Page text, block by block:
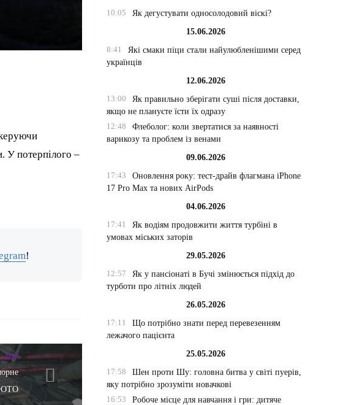
У потерпілого –
!
TOP
10:05
Як дегустувати односолодовий віскі?
15.06.2026
8:41
Які смаки піци стали найулюбленішими серед
українців
12.06.2026
13:00
Як правильно зберігати суші після доставки,
якщо не плануєте їсти їх одразу
12:48
Флеболог: коли звертатися за наявності
варикозу та проблем із венами
09.06.2026
17:43
Оновлення року: тест-драйв флагмана iPhone
17 Pro Max та нових AirPods
04.06.2026
17:41
Як водіям продовжити життя турбіні в
умовах міських заторів
29.05.2026
12:57
Як у пансіонаті в Бучі змінюється підхід до
турботи про літніх людей
26.05.2026
17:11
Що потрібно знати перед перевезенням
лежачого пацієнта
25.05.2026
17:58
Шен проти Шу: головна битва у світі пуерів,
яку потрібно зрозуміти новачкові
16:53
Робоче місце для навчання і гри: дитяче